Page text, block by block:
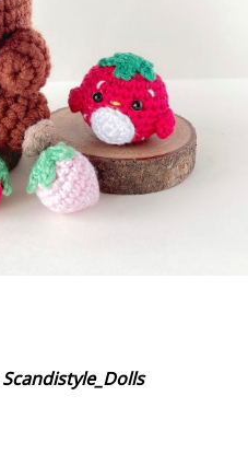
Scandistyle_Dolls